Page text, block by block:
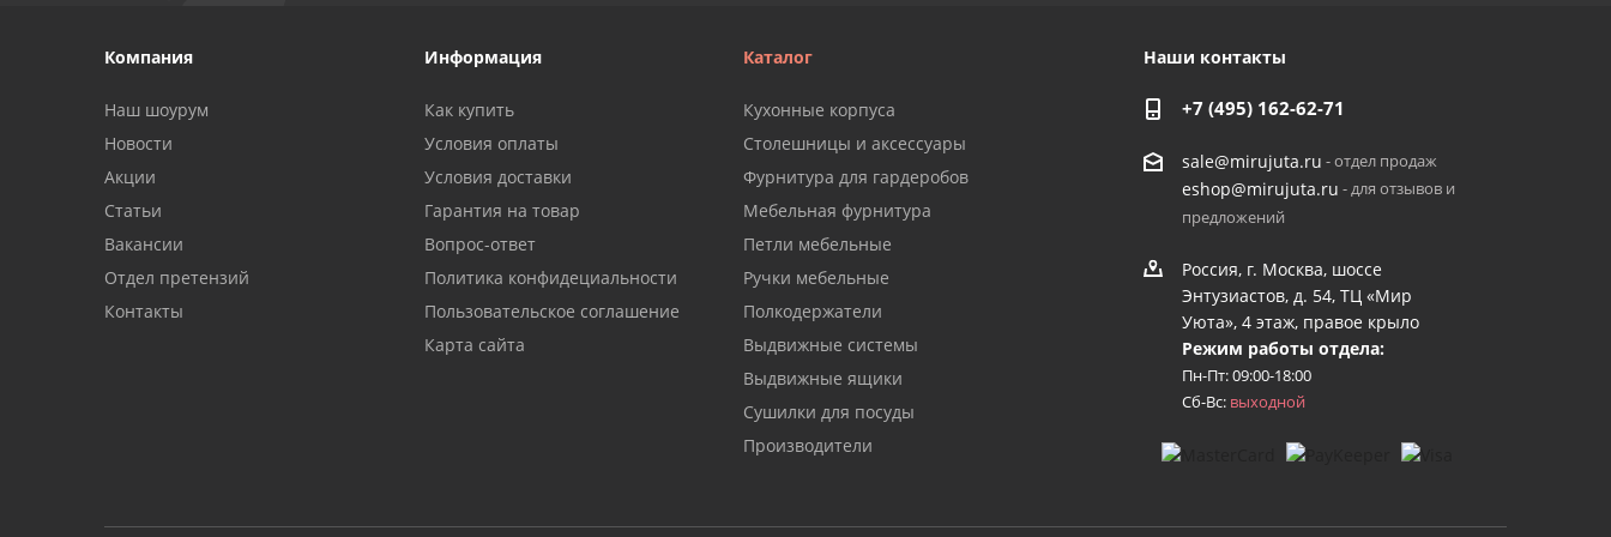
Компания
Наш шоурум
Новости
Акции
Статьи
Вакансии
Отдел претензий
Контакты
Информация
Как купить
Условия оплаты
Условия доставки
Гарантия на товар
Вопрос-ответ
Политика конфидециальности
Пользовательское соглашение
Карта сайта
Каталог
Кухонные корпуса
Столешницы и аксессуары
Фурнитура для гардеробов
Мебельная фурнитура
Петли мебельные
Ручки мебельные
Полкодержатели
Выдвижные системы
Выдвижные ящики
Сушилки для посуды
Производители
Наши контакты
+7 (495) 162-62-71
sale@mirujuta.ru - отдел продаж
eshop@mirujuta.ru - для отзывов и
предложений
Россия, г. Москва, шоссе
Энтузиастов, д. 54, ТЦ «Мир
Уюта», 4 этаж, правое крыло
Режим работы отдела:
Пн-Пт: 09:00-18:00
Сб-Вс: выходной